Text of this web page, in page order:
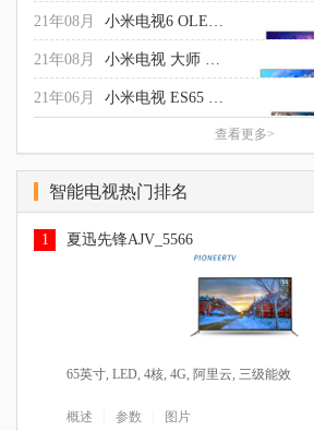
21年08月
55英寸, 超高清4K, MT9638，四核 ARM
Android, 四级能效
概述
| 参数 图片
21年08月
77英寸, 超高清4K, 四核 ARM Cortex A73,
逐行扫描, 杜比全景声，哈曼卡顿大师音响,
21年06月
65英寸, 超高清4K, 硬屏, LED, 2GB, 32GB,
DTS解码, 电影模式, 三级能效
查看更多>
智能电视热门排名
1 夏迅先锋AJV_5566
65英寸, LED, 4核, 4G, 阿里云, 三级能效
概述 参数 图片